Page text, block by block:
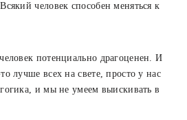
человек способен меняться к
потенциально драгоценен. И
лучше всех на свете, просто у нас
и мы не умеем выискивать в